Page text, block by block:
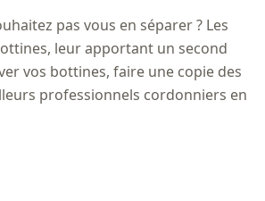
pas vous en séparer ? Les
leur apportant un second
vos bottines, faire une copie des
professionnels cordonniers en